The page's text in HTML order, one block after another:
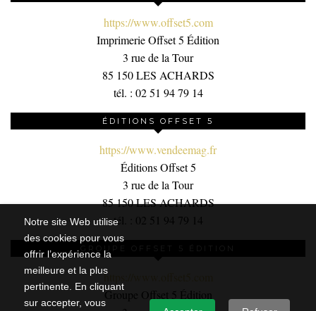
Notre site Web utilise
des cookies pour vous
offrir l’expérience la
meilleure et la plus
pertinente. En cliquant
sur accepter, vous
https://www.offset5.com
Imprimerie Offset 5 Édition
3 rue de la Tour
85 150 LES ACHARDS
tél. : 02 51 94 79 14
ÉDITIONS OFFSET 5
https://www.vendeemag.fr
Éditions Offset 5
3 rue de la Tour
85 150 LES ACHARDS
tél. : 02 51 94 79 14
GROUPE OFFSET 5 ÉDITION
https://www.offset5.com
Groupe Offset 5 Édition